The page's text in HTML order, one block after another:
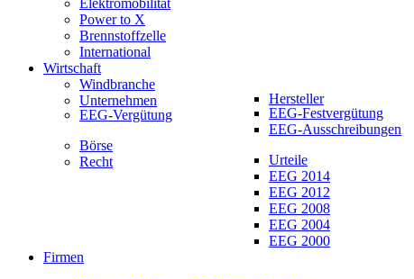
Elektromobilität
Power to X
Brennstoffzelle
International
Wirtschaft
Windbranche
Unternehmen
Hersteller
EEG-Vergütung
EEG-Festvergütung
EEG-Ausschreibungen
Börse
Recht
Urteile
EEG 2014
EEG 2012
EEG 2008
EEG 2004
EEG 2000
Firmen